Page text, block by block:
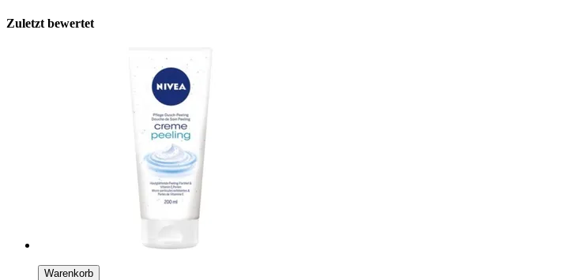
Zuletzt bewertet
Warenkorb